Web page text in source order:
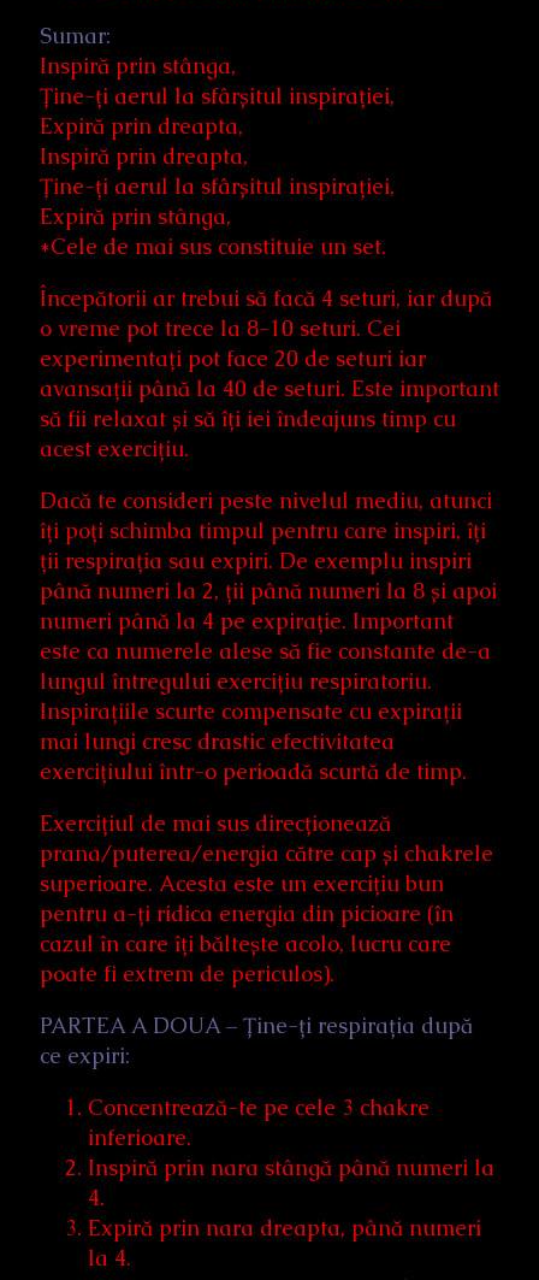
Sumar:
Inspiră prin stânga,
Ține-ți aerul la sfârșitul inspirației,
Expiră prin dreapta,
Inspiră prin dreapta,
Ține-ți aerul la sfârșitul inspirației,
Expiră prin stânga,
*Cele de mai sus constituie un set.
Începătorii ar trebui să facă 4 seturi, iar după
o vreme pot trece la 8-10 seturi. Cei
experimentați pot face 20 de seturi iar
avansații până la 40 de seturi. Este important
să fii relaxat și să îți iei îndeajuns timp cu
acest exercițiu.
Dacă te consideri peste nivelul mediu, atunci
îți poți schimba timpul pentru care inspiri, îți
ții respirația sau expiri. De exemplu inspiri
până numeri la 2, ții până numeri la 8 și apoi
numeri până la 4 pe expirație. Important
este ca numerele alese să fie constante de-a
lungul întregului exercițiu respiratoriu.
Inspirațiile scurte compensate cu expirații
mai lungi cresc drastic efectivitatea
exercițiului într-o perioadă scurtă de timp.
Exercițiul de mai sus direcționează
prana/puterea/energia către cap și chakrele
superioare. Acesta este un exercițiu bun
pentru a-ți ridica energia din picioare (în
cazul în care îți băltește acolo, lucru care
poate fi extrem de periculos).
PARTEA A DOUA – Ține-ți respirația după
ce expiri:
Concentrează-te pe cele 3 chakre
inferioare.
Inspiră prin nara stângă până numeri la
4.
Expiră prin nara dreapta, până numeri
la 4.